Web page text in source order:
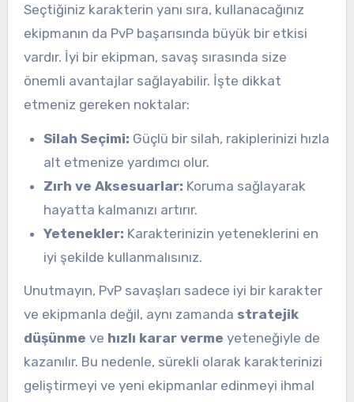
Seçtiğiniz karakterin yanı sıra, kullanacağınız
ekipmanın da PvP başarısında büyük bir etkisi
vardır. İyi bir ekipman, savaş sırasında size
önemli avantajlar sağlayabilir. İşte dikkat
etmeniz gereken noktalar:
Silah Seçimi: Güçlü bir silah, rakiplerinizi hızla
alt etmenize yardımcı olur.
Zırh ve Aksesuarlar: Koruma sağlayarak
hayatta kalmanızı artırır.
Yetenekler: Karakterinizin yeteneklerini en
iyi şekilde kullanmalısınız.
Unutmayın, PvP savaşları sadece iyi bir karakter
ve ekipmanla değil, aynı zamanda stratejik
düşünme ve hızlı karar verme yeteneğiyle de
kazanılır. Bu nedenle, sürekli olarak karakterinizi
geliştirmeyi ve yeni ekipmanlar edinmeyi ihmal